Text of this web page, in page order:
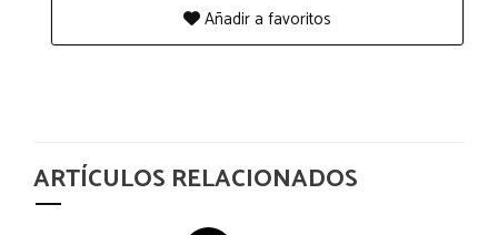
Añadir a favoritos
ARTÍCULOS RELACIONADOS